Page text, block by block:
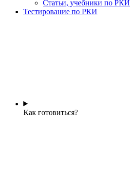
Статьи, учебники по РКИ
Тестирование по РКИ
Как готовиться?